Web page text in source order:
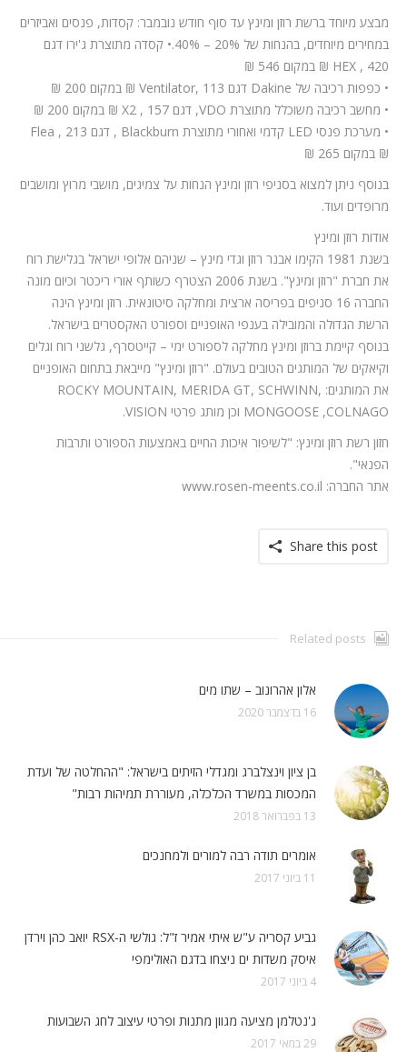
מבצע מיוחד ברשת רוזן ומינץ עד סוף חודש נובמבר: קסדות, פנסים ואביזרים
במחירים מיוחדים, בהנחות של 20% – 40%.• קסדה מתוצרת ג'ירו דגם
HEX , 420 ₪ במקום 546 ₪
• כפפות רכיבה של Dakine דגם Ventilator, 113 ₪ במקום 200 ₪
• מחשב רכיבה משוכלל מתוצרת VDO, דגם X2 , 157 ₪ במקום 200 ₪
• מערכת פנסי LED קדמי ואחורי מתוצרת Blackburn , דגם Flea , 213
₪ במקום 265 ₪
בנוסף ניתן למצוא בסניפי רוזן ומינץ הנחות על צמיגים, מושבי מרוץ ומושבים
מרופדים ועוד.
אודות רוזן ומינץ
בשנת 1981 הקימו אבנר רוזן וגדי מינץ – שניהם אלופי ישראל בגלישת רוח
את חברת "רוזן ומינץ". בשנת 2006 הצטרף כשותף אורי ריכטר וכיום מונה
החברה 16 סניפים בפריסה ארצית ומחלקה סיטונאית. רוזן ומינץ הינה
הרשת הגדולה והמובילה בענפי האופניים וספורט האקסטרים בישראל.
בנוסף קיימת ברוזן ומינץ מחלקה לספורט ימי – קייטסרף, גלשני רוח וגלים
וקיאקים של המותגים הטובים בעולם. "רוזן ומינץ" מייבאת בתחום האופניים
את המותגים: ROCKY MOUNTAIN, MERIDA GT, SCHWINN,
MONGOOSE ,COLNAGO וכן מותג פרטי VISION.
חזון רשת רוזן ומינץ: "לשיפור איכות החיים באמצעות הספורט ותרבות
הפנאי".
אתר החברה: www.rosen-meents.co.il
Share this post
Related posts
אלון אהרונוב – שתו מים
16 בדצמבר 2020
בן ציון וינצלברג ומגדלי הזיתים בישראל: "ההחלטה של ועדת
המכסות במשרד הכלכלה, מעוררת תמיהות רבות"
13 בפברואר 2018
אומרים תודה רבה למורים ולמחנכים
11 ביוני 2017
גביע קסריה ע"ש איתי אמיר ז"ל: גולשי ה-RSX יואב כהן וירדן
איסק משדות ים ניצחו בדגם האולימפי
4 ביוני 2017
ג'נטלמן מציעה מגוון מתנות ופרטי עיצוב לחג השבועות
29 במאי 2017